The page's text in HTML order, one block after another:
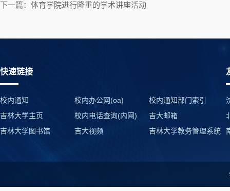
下一篇：体育学院进行隆重的学术讲座活动
快速链接
校内通知 校内办公网(oa)
校内通知部门索引
吉林大学主页
校内电话查询(内网)
吉大邮箱
吉林大学图书馆
吉大视频 吉林大学教务管理系统